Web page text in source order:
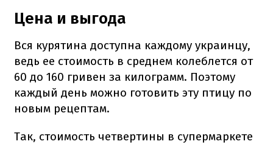
Цена и выгода
Вся курятина доступна каждому украинцу,
ведь ее стоимость в среднем колеблется от
60 до 160 гривен за килограмм. Поэтому
каждый день можно готовить эту птицу по
новым рецептам.
Так, стоимость четвертины в супермаркете